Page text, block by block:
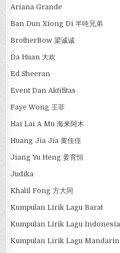
Ariana Grande
Ban Dun Xiong Di 半吨兄弟
BrotherBow 梁诚诚
Da Huan 大欢
Ed Sheeran
Event Dan Aktifitas
Faye Wong 王菲
Hai Lai A Mu 海来阿木
Huang Jia Jia 黄佳佳
Jiang Yu Heng 姜育恒
Judika
Khalil Fong 方大同
Kumpulan Lirik Lagu Barat
Kumpulan Lirik Lagu Indonesia
Kumpulan Lirik Lagu Mandarin